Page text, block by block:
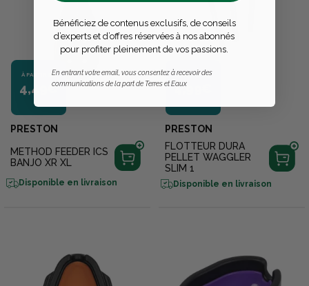
À PARTIR DE
4,49€
PRESTON
METHOD FEEDER ICS
BANJO XR XL
Disponible en livraison
À PARTIR DE
4,99€
PRESTON
FLOTTEUR DURA
PELLET WAGGLER
SLIM 1
Disponible en livraison
Bénéficiez de contenus exclusifs, de conseils
d’experts et d’offres réservées à nos abonnés
pour profiter pleinement de vos passions.
En entrant votre email, vous consentez à recevoir des
communications de la part de Terres et Eaux